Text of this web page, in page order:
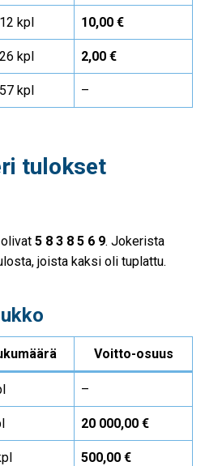
kpl 10,00 €
kpl 2,00 €
kpl –
tulokset
5 8 3 8 5 6 9. Jokerista
joista kaksi oli tuplattu.
Voitto-osuus
–
20 000,00 €
500,00 €